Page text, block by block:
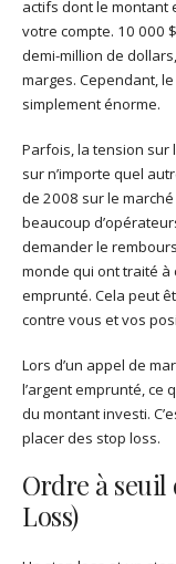
actifs dont le montant
votre compte. 10 000
demi-million de
marges. Cependant,
simplement énorme.
Parfois, la tension sur
sur n’importe quel
de 2008 sur le
beaucoup
demander le
monde qui ont traité à
emprunté. Cela peut
contre vous et vos
Lors d’un appel de
l’argent emprunté, ce
du montant investi.
placer des stop loss.
Ordre à seuil
Loss)